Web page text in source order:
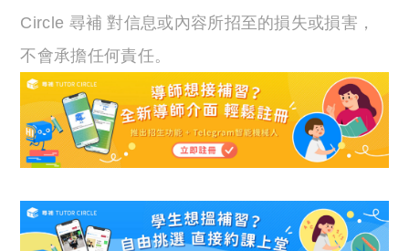
Circle 尋補 對信息或內容所招至的損失或損害，
不會承擔任何責任。